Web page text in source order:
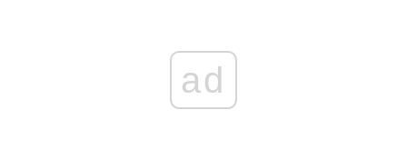
ad